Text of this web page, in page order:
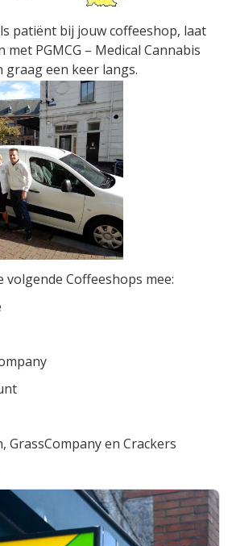
patiënt bij jouw coffeeshop, laat
met PGMCG – Medical Cannabis
graag een keer langs.
volgende Coffeeshops mee:
GrassCompany en Crackers